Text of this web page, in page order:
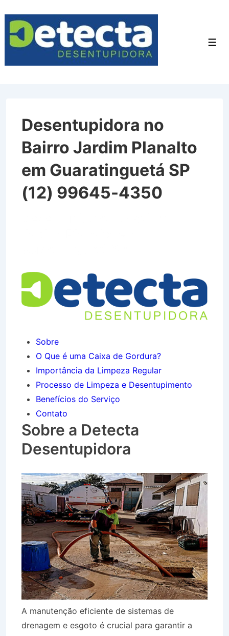
para
Conteúdo
Desentupidora no
Bairro Jardim Planalto
em Guaratinguetá SP
(12) 99645-4350
Sobre
O Que é uma Caixa de Gordura?
Importância da Limpeza Regular
Processo de Limpeza e Desentupimento
Benefícios do Serviço
Contato
Sobre a Detecta
Desentupidora
A manutenção eficiente de sistemas de
drenagem e esgoto é crucial para garantir a